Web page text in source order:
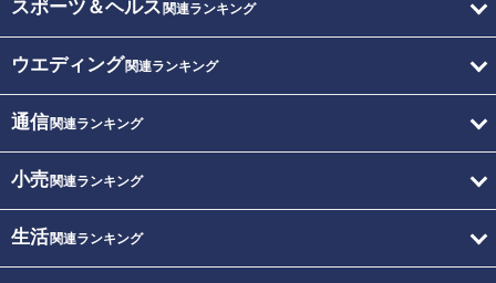
スポーツ＆ヘルス 関連ランキング
ウエディング関連ランキング
通信関連ランキング
小売関連ランキング
生活関連ランキング